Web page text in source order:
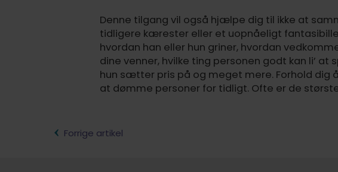
Denne tilgang vil også hjælpe dig til ikke at
tidligere kærester eller et uopnåeligt
hvordan han eller hun griner, hvordan
dine venner, hvilke ting personen godt kan li’ at
hun sætter pris på og meget mere. Forhold dig
at dømme personer for tidligt. Ofte er de
Forrige artikel